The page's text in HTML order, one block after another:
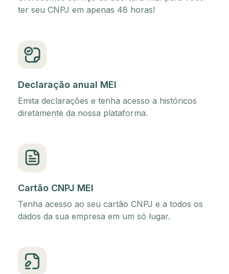
ter seu CNPJ em apenas 48 horas!
Declaração anual MEI
Emita declarações e tenha acesso a históricos
diretamente da nossa plataforma.
Cartão CNPJ MEI
Tenha acesso ao seu cartão CNPJ e a todos os
dados da sua empresa em um só lugar.